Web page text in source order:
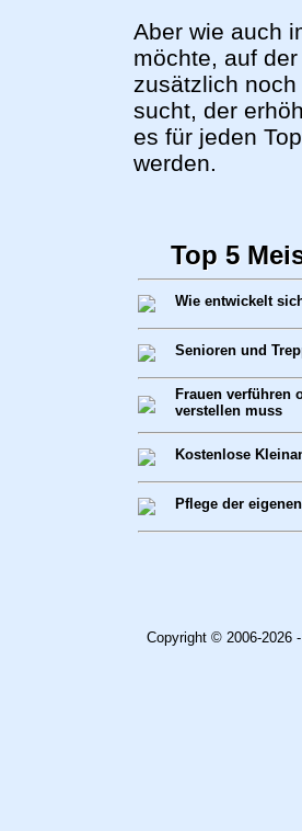
Aber wie auch
möchte, auf
zusätzlich
sucht, der
es für jeden
werden.
Top 5
Wie entwickelt
Senioren und
Frauen verführen
verstellen muss
Kostenlose
Pflege der
Copyright © 2006-